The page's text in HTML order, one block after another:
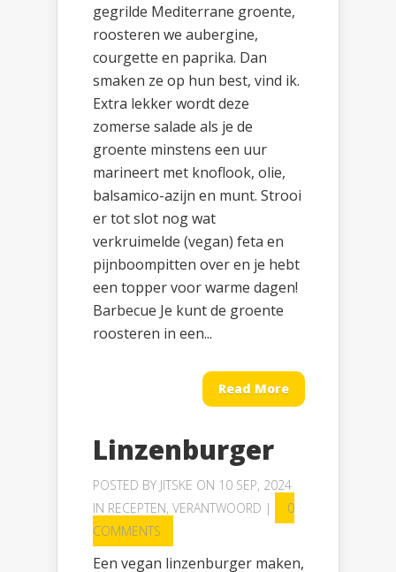
gegrilde Mediterrane groente,
roosteren we aubergine,
courgette en paprika. Dan
smaken ze op hun best, vind ik.
Extra lekker wordt deze
zomerse salade als je de
groente minstens een uur
marineert met knoflook, olie,
balsamico-azijn en munt. Strooi
er tot slot nog wat
verkruimelde (vegan) feta en
pijnboompitten over en je hebt
een topper voor warme dagen!
Barbecue Je kunt de groente
roosteren in een...
Read More
Linzenburger
POSTED BY JITSKE ON 10 SEP, 2024
IN RECEPTEN, VERANTWOORD |
0
COMMENTS
Een vegan linzenburger maken,